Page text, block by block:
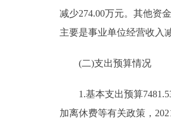
减少274.00万元。其他资
主要是事业单位经营收入
(二)支出预算情况
1.基本支出预算7481.53
加离休费等有关政策，